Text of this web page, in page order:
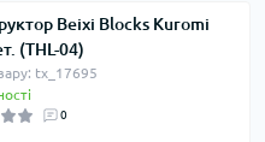
Beixi Blocks Kuromi
(THL-04)
tx_17695
0